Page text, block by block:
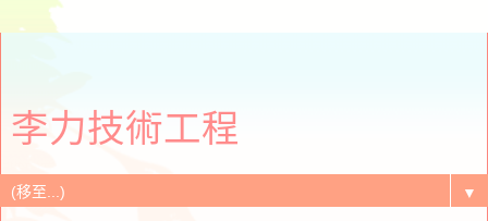
李力技術工程
▼